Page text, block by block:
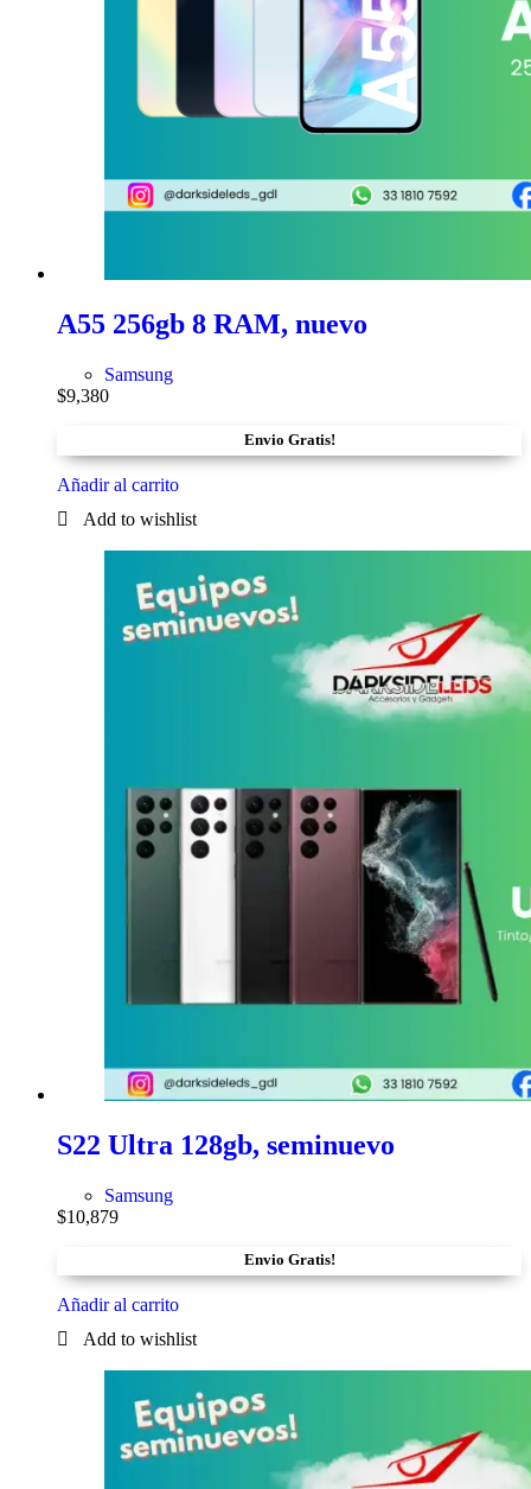
A55 256gb 8 RAM, nuevo
Samsung
$9,380
Envio Gratis!
Añadir al carrito
S22 Ultra 128gb, seminuevo
Samsung
$10,879
Envio Gratis!
Añadir al carrito